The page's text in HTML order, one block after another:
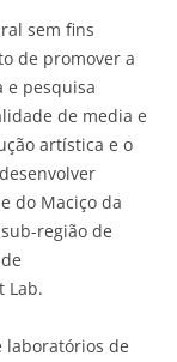
sem fins
de promover a
e pesquisa
de media e
artística e o
do Maciço da
região de
Lab.
laboratórios de